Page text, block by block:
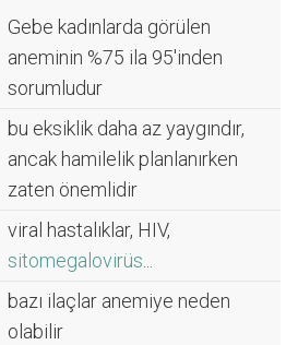
Gebe kadınlarda görülen
aneminin %75 ila 95'inden
sorumludur
bu eksiklik daha az yaygındır,
ancak hamilelik planlanırken
zaten önemlidir
viral hastalıklar, HIV,
sitomegalovirüs
bazı ilaçlar anemiye neden
olabilir